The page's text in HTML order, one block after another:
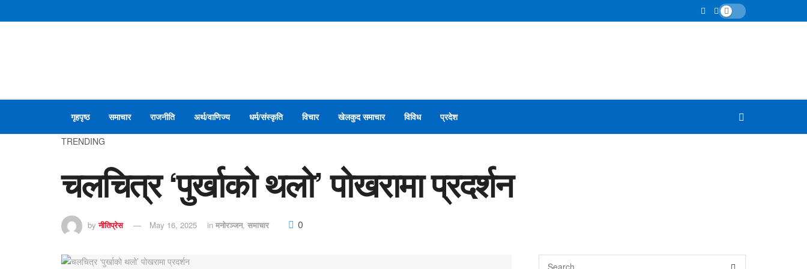
गृहपृष्ठ समाचार राजनीति अर्थ/वाणिज्य धर्म/संस्कृति विचार खेलकुद समाचार विविध प्रदेश
TRENDING
चलचित्र ‘पुर्खाको थलो’ पोखरामा प्रदर्शन
by नीतिप्रेस May 16, 2025 in मनाेरञ्जन, समाचार 0